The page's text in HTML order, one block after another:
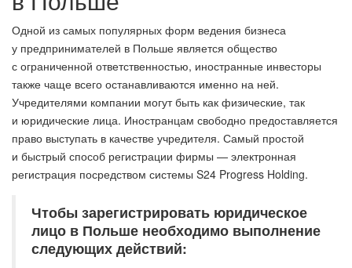
Одной из самых популярных форм ведения бизнеса
у предпринимателей в Польше является общество
с ограниченной ответственностью, иностранные инвесторы
также чаще всего останавливаются именно на ней.
Учредителями компании могут быть как физические, так
и юридические лица. Иностранцам свободно предоставляется
право выступать в качестве учредителя. Самый простой
и быстрый способ регистрации фирмы — электронная
регистрация посредством системы S24 Progress Holding.
Чтобы зарегистрировать юридическое
лицо в Польше необходимо выполнение
следующих действий: